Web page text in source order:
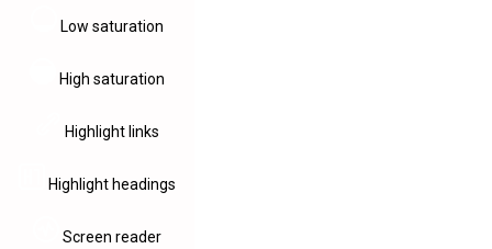
Low saturation
High saturation
Highlight links
Highlight headings
Screen reader